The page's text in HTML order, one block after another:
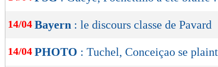
14/04 Bayern : le discours classe de Pavard
14/04 PHOTO : Tuchel, Conceiçao se